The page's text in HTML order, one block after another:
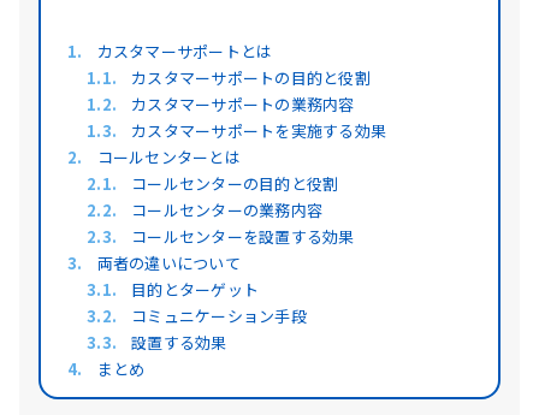
カスタマーサポートとは
カスタマーサポートの目的と役割
カスタマーサポートの業務内容
カスタマーサポートを実施する効果
コールセンターとは
コールセンターの目的と役割
コールセンターの業務内容
コールセンターを設置する効果
両者の違いについて
目的とターゲット
コミュニケーション手段
設置する効果
まとめ